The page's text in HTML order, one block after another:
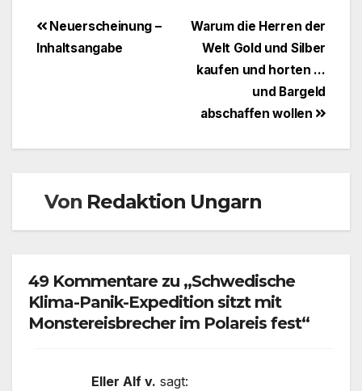
Beitragsnavigation
Warum die Herren der
Welt Gold und Silber
kaufen und horten …
und Bargeld
abschaffen wollen
Neuerscheinung –
Inhaltsangabe
Von Redaktion Ungarn
49 Kommentare zu „Schwedische
Klima-Panik-Expedition sitzt mit
Monstereisbrecher im Polareis fest“
Eller Alf v. sagt: